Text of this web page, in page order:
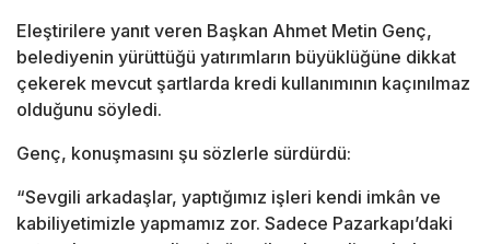
Eleştirilere yanıt veren Başkan Ahmet Metin Genç,
belediyenin yürüttüğü yatırımların büyüklüğüne dikkat
çekerek mevcut şartlarda kredi kullanımının kaçınılmaz
olduğunu söyledi.
Genç, konuşmasını şu sözlerle sürdürdü:
“Sevgili arkadaşlar, yaptığımız işleri kendi imkân ve
kabiliyetimizle yapmamız zor. Sadece Pazarkapı’daki